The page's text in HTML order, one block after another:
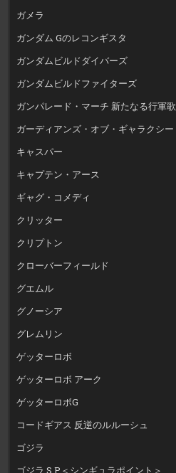
ガメラ
ガンダム Gのレコンギスタ
ガンダムビルドダイバーズ
ガンダムビルドファイターズ
ガンパレード・マーチ 新たなる行軍歌
ガーディアンズ・オブ・ギャラクシー
キャスパー
キャプテン・アース
ギャグ・コメディ
クリッター
クリプトン
クローバーフィールド
グエムル
グノーシア
グレムリン
ゲッターロボ
ゲッターロボ アーク
ゲッターロボG
コードギアス 反逆のルルーシュ
ゴジラ